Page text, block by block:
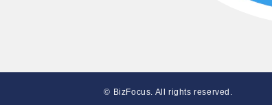
© BizFocus. All rights reserved.